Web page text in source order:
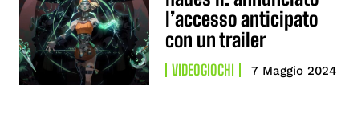
l’accesso anticipato
con un trailer
VIDEOGIOCHI 7 Maggio 2024